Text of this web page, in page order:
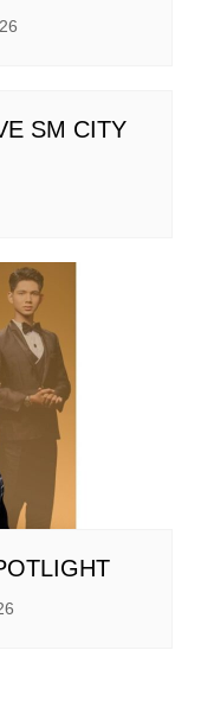
SM CITY